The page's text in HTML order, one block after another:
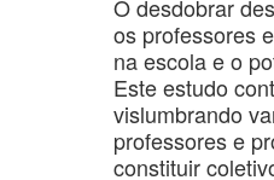
O desdobrar
os professores
na escola e o
Este estudo
vislumbrando
professores e
constituir